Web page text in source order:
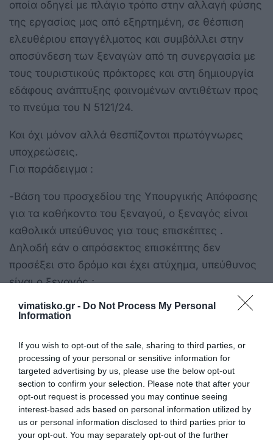
vimatisko.gr - Do Not Process My Personal
Information
If you wish to opt-out of the sale, sharing to third parties, or
processing of your personal or sensitive information for
targeted advertising by us, please use the below opt-out
section to confirm your selection. Please note that after your
opt-out request is processed you may continue seeing
interest-based ads based on personal information utilized by
us or personal information disclosed to third parties prior to
your opt-out. You may separately opt-out of the further
οποία οδηγεί με πλάγιο τρόπο στην αλλαγή φύσης
της εργασίας μας από εξηρτημένη, σε θέσπιση
ελευθέριου επαγγέλματος και συμβάλλει στην
αποσύνδεση των ξεναγών από τη συνεργασία με
τους τουριστικούς πράκτορες και στη δημιουργία
εδάφους ανάπτυξης φαινομένων αντιθέτων προς
το πνεύμα του Ν 5121/24.
Και όχι μόνον αλλά θεσπίζονται πρωτόγνωρες
υποχρεώσεις.
Για παράδειγμα :
-Βάση του προσχεδίου της Υπουργικής Απόφασης
για τα καθήκοντα του ξεναγού, ο ξεναγός είναι
καθολικά υπεύθυνος για τους επισκέπτες .
Δηλαδή εάν ο απρόσεκτος επισκέπτης δεν
προσέξει στο δρόμο και έχει ατύχημα, υπεύθυνος
είναι ο ξεναγός ;
-Θεσπίζεται ως υποχρέωση των ξεναγών η
στις αντίξοες περιβαλλοντικές συνθήκες !!!
-Καλούμαστε να παρέχουμε πρώτες βοήθειες ενώ
δεν τις διδασκόμαστε στις Σχολές Ξεναγών !!!
-Καλούμαστε να ρυθμίζουμε το πρόγραμμα των
εκδρομών, ενώ αυτό είναι επιλογή , έργο και